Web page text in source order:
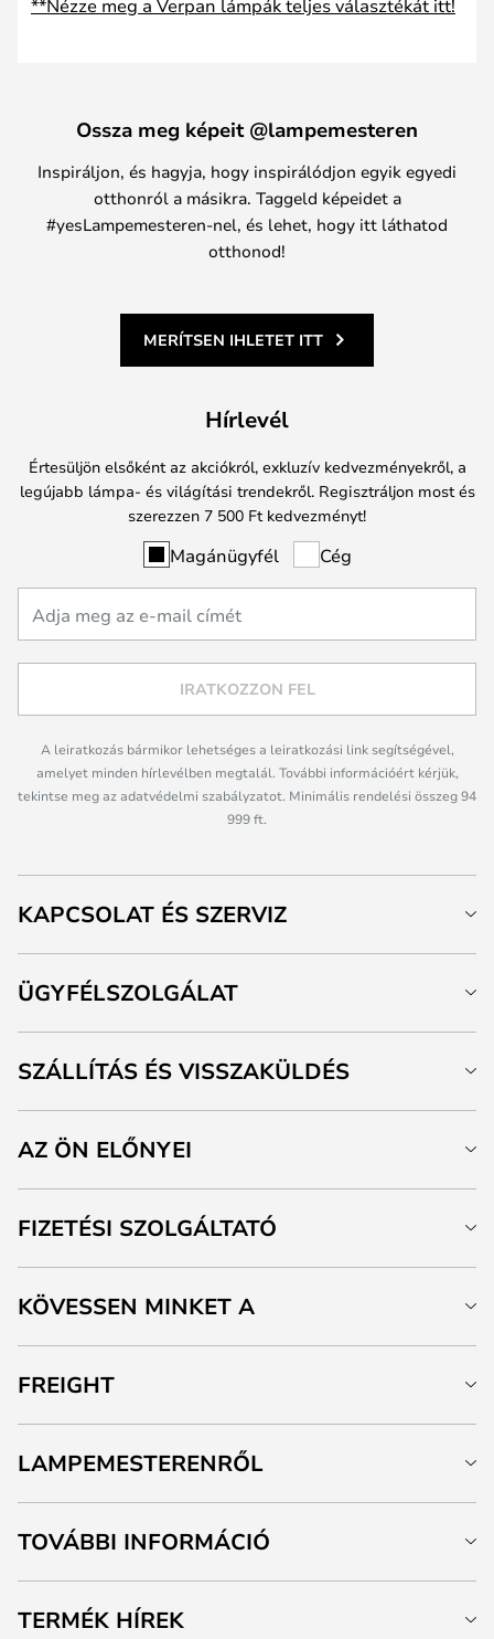
Ossza meg képeit @lampemesteren
Inspiráljon, és hagyja, hogy inspirálódjon egyik egyedi
otthonról a másikra. Taggeld képeidet a
#yesLampemesteren-nel, és lehet, hogy itt láthatod
otthonod!
MERÍTSEN IHLETET ITT
Hírlevél
Értesüljön elsőként az akciókról, exkluzív kedvezményekről, a
legújabb lámpa- és világítási trendekről. Regisztráljon most és
szerezzen 7 500 Ft kedvezményt!
Magánügyfél Cég
IRATKOZZON FEL
A leiratkozás bármikor lehetséges a leiratkozási link segítségével,
amelyet minden hírlevélben megtalál. További információért kérjük,
tekintse meg az adatvédelmi szabályzatot. Minimális rendelési összeg 94
999 ft.
KAPCSOLAT ÉS SZERVIZ
ÜGYFÉLSZOLGÁLAT
SZÁLLÍTÁS ÉS VISSZAKÜLDÉS
AZ ÖN ELŐNYEI
FIZETÉSI SZOLGÁLTATÓ
KÖVESSEN MINKET A
FREIGHT
LAMPEMESTERENRŐL
TOVÁBBI INFORMÁCIÓ
TERMÉK HÍREK